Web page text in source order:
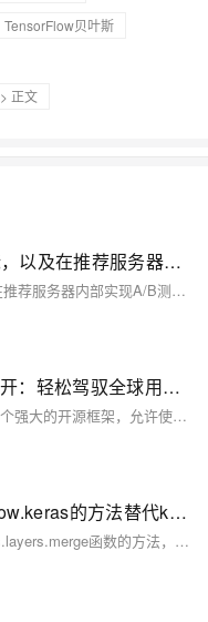
TensorFlow贝叶斯
> 正文
推荐系统离线评估方法和评估指标，以及在推荐服务器内部实现A/B测试和解决A/B测试资源紧张的方法。还介绍了如何在TensorFlow中进行模型离线评估实践。
推荐系统离线评估方法和评估指标，以及在推荐服务器内部实现A/B测试和解决A/B测试资源紧张的方法。还介绍了如何在TensorFlow中进行模型离线评估实践。
Uno Platform多语言开发秘籍大公开：轻松驾驭全球用户，一键切换语言，让你的应用成为跨文化交流的桥梁！
【8月更文挑战第31天】Uno Platform 是一个强大的开源框架，允许使用 C# 和 XAML 构建跨平台的原生移动、Web 和桌面应用程序。本文详细介绍如何通过 Uno Platform 创建多语言应用，包括准备工作、设置多语言资源、XAML 中引用资源、C# 中加载资源以及处理语言更改。通过简单的步骤和示例代码，帮助开发者轻松实现应用的国际化。
【Tensorflow+Keras】用Tensorflow.keras的方法替代keras.layers.merge
在TensorFlow 2.0和Keras中替代旧版keras.layers.merge函数的方法，使用了新的层如add, multiply, concatenate, average, 和 dot来实现常见的层合并操作。